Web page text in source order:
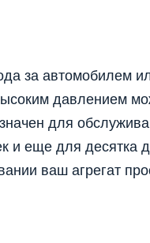
за автомобилем
давлением
для
и еще для десятка
ваш агрегат